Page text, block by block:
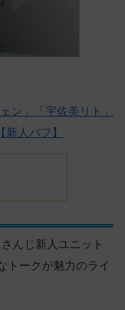
ン」「宇佐美リト」
人バフ】
んじ新人ユニット
トークが魅力のライ